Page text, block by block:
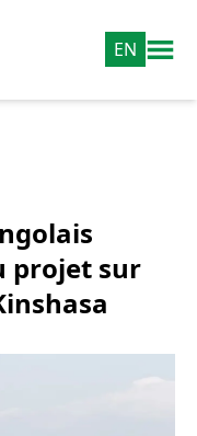
EN
projet sur